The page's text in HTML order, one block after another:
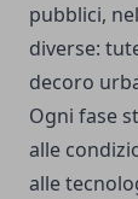
pubblici,
diverse:
decoro
Ogni fase
alle
alle